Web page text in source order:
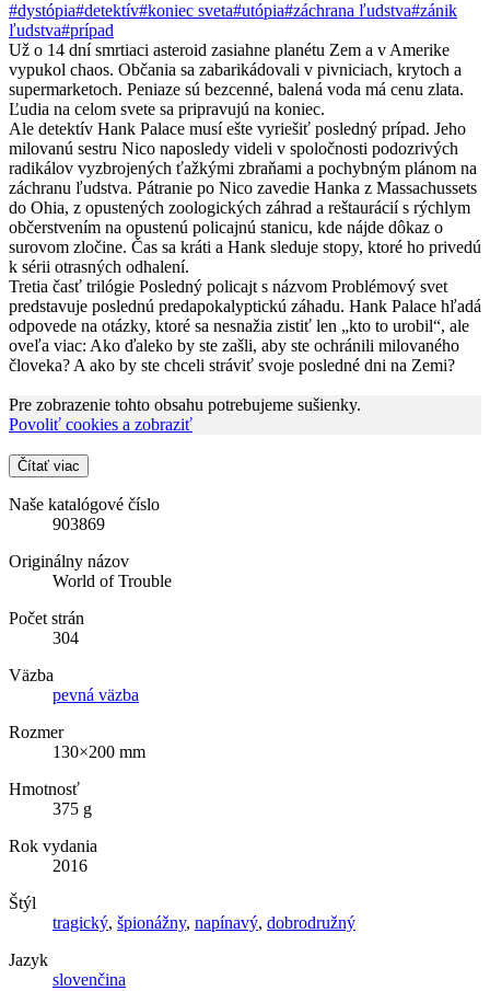
#dystópia#detektív#koniec sveta#utópia#záchrana ľudstva#zánik
ľudstva#prípad
Už o 14 dní smrtiaci asteroid zasiahne planétu Zem a v Amerike
vypukol chaos. Občania sa zabarikádovali v pivniciach, krytoch a
supermarketoch. Peniaze sú bezcenné, balená voda má cenu zlata.
Ľudia na celom svete sa pripravujú na koniec.
Ale detektív Hank Palace musí ešte vyriešiť posledný prípad. Jeho
milovanú sestru Nico naposledy videli v spoločnosti podozrivých
radikálov vyzbrojených ťažkými zbraňami a pochybným plánom na
záchranu ľudstva. Pátranie po Nico zavedie Hanka z Massachussets
do Ohia, z opustených zoologických záhrad a reštaurácií s rýchlym
občerstvením na opustenú policajnú stanicu, kde nájde dôkaz o
surovom zločine. Čas sa kráti a Hank sleduje stopy, ktoré ho privedú
k sérii otrasných odhalení.
Tretia časť trilógie Posledný policajt s názvom Problémový svet
predstavuje poslednú predapokalyptickú záhadu. Hank Palace hľadá
odpovede na otázky, ktoré sa nesnažia zistiť len „kto to urobil“, ale
oveľa viac: Ako ďaleko by ste zašli, aby ste ochránili milovaného
človeka? A ako by ste chceli stráviť svoje posledné dni na Zemi?
Pre zobrazenie tohto obsahu potrebujeme sušienky.
Povoliť cookies a zobraziť
Čítať viac
Naše katalógové číslo
903869
Originálny názov
World of Trouble
Počet strán
304
Väzba
pevná väzba
Rozmer
130×200 mm
Hmotnosť
375 g
Rok vydania
2016
Štýl
tragický, špionážny, napínavý, dobrodružný
Jazyk
slovenčina